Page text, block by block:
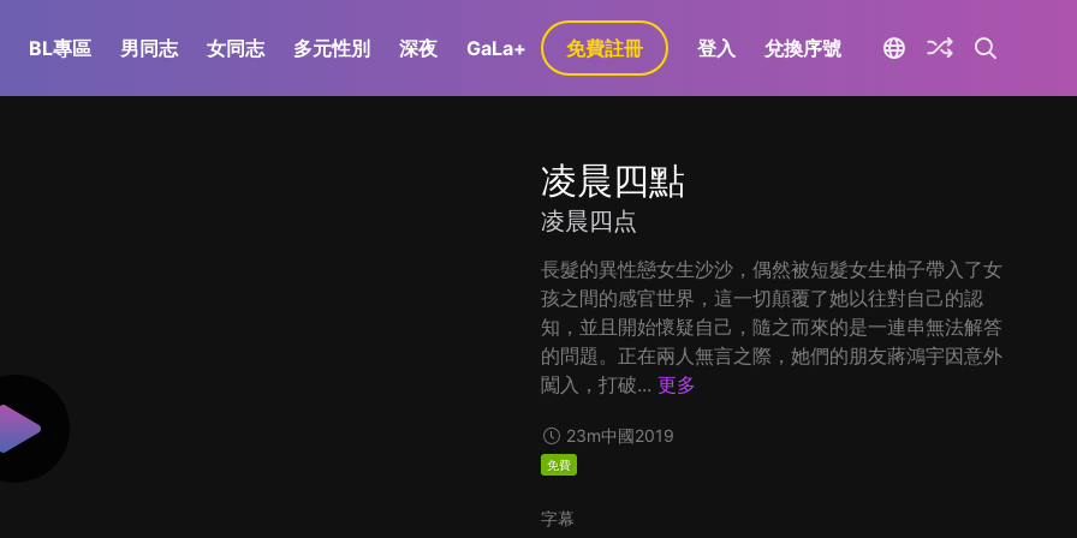
BL專區 男同志 女同志 多元性別 深夜 GaLa+ 免費註冊 登入 兌換序號
凌晨四點
凌晨四点
長髮的異性戀女生沙沙，偶然被短髮女生柚子帶入了女
孩之間的感官世界，這一切顛覆了她以往對自己的認
知，並且開始懷疑自己，隨之而來的是一連串無法解答
的問題。正在兩人無言之際，她們的朋友蔣鴻宇因意外
闖入，打破... 更多
23m中國2019
免費
字幕